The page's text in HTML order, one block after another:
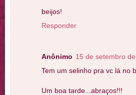
beijos!
Responder
Anônimo 15 de setembro
Tem um selinho pra vc lá no
Um boa tarde...abraços!!!